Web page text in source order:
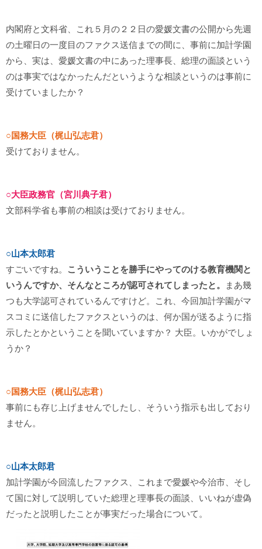
内閣府と文科省、これ５月の２２日の愛媛文書の公開から先週
の土曜日の一度目のファクス送信までの間に、事前に加計学園
から、実は、愛媛文書の中にあった理事長、総理の面談という
のは事実ではなかったんだというような相談というのは事前に
受けていましたか？
○国務大臣（梶山弘志君）
受けておりません。
○大臣政務官（宮川典子君）
文部科学省も事前の相談は受けておりません。
○山本太郎君
すごいですね。 こういうことを勝手にやってのける教育機関と
いうんですか、そんなところが認可されてしまったと。
まあ幾
つも大学認可されているんですけど。これ、今回加計学園がマ
スコミに送信したファクスというのは、何か国が送るように指
示したとかということを聞いていますか？ 大臣。いかがでしょ
うか？
○国務大臣（梶山弘志君）
事前にも存じ上げませんでしたし、そういう指示も出しており
ません。
○山本太郎君
加計学園が今回流したファクス、これまで愛媛や今治市、そし
て国に対して説明していた総理と理事長の面談、いいねが虚偽
だったと説明したことが事実だった場合について。